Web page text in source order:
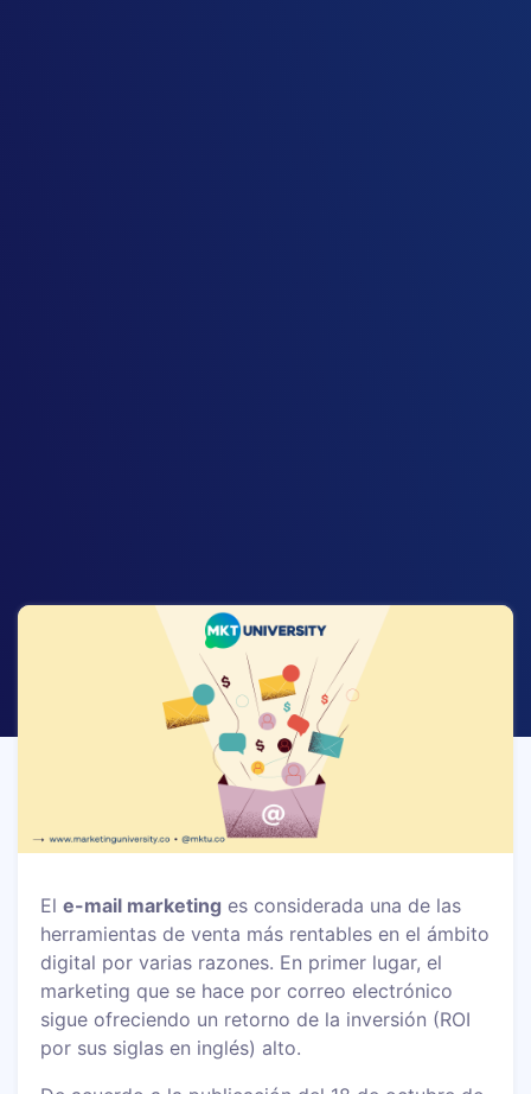
Ele-mail marketing es considerada una de las
herramientas de venta más rentables en el ámbito
digital por varias razones. En primer lugar, el
marketing que se hace por correo electrónico
sigue ofreciendo un retorno de la inversión (ROI
por sus siglas en inglés) alto.